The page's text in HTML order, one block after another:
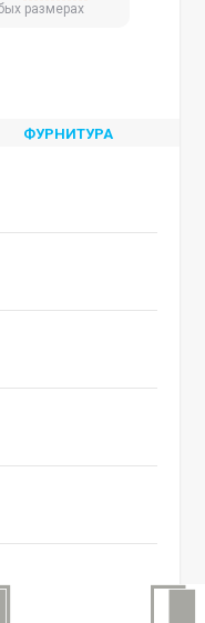
размерах
ФУРНИТУРА